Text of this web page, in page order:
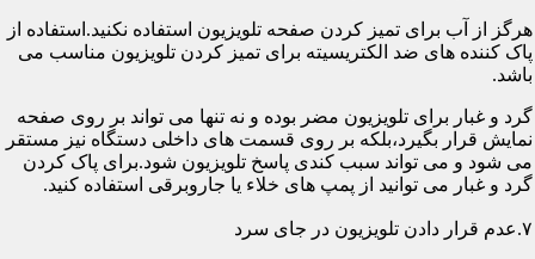
هرگز از آب برای تمیز کردن صفحه تلویزیون استفاده نکنید.استفاده از
پاک کننده های ضد الکتریسیته برای تمیز کردن تلویزیون مناسب می
باشد.
گرد و غبار برای تلویزیون مضر بوده و نه تنها می تواند بر روی صفحه
نمایش قرار بگیرد،بلکه بر روی قسمت های داخلی دستگاه نیز مستقر
می شود و می تواند سبب کندی پاسخ تلویزیون شود.برای پاک کردن
گرد و غبار می توانید از پمپ های خلاء یا جاروبرقی استفاده کنید.
۷.عدم قرار دادن تلویزیون در جای سرد